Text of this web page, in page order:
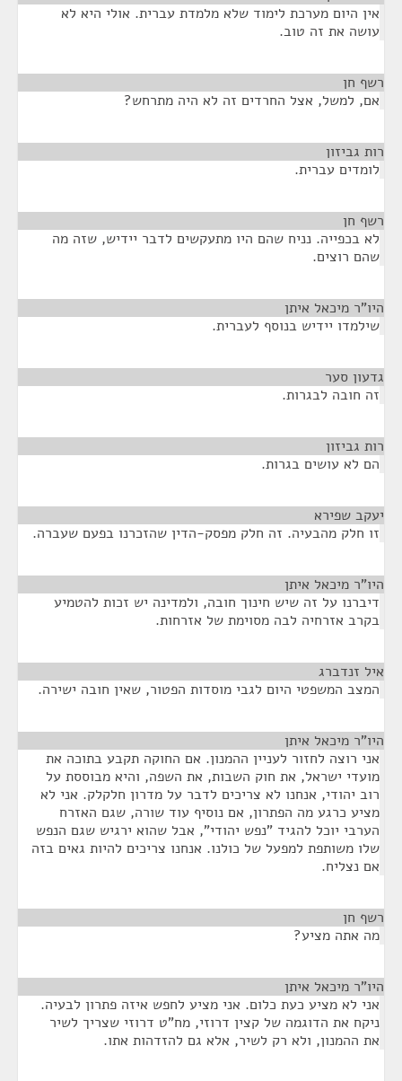
אין היום מערכת לימוד שלא מלמדת עברית. אולי היא לא
עושה את זה טוב.
רשף חן
אם, למשל, אצל החרדים זה לא היה מתרחש?
רות גביזון
לומדים עברית.
רשף חן
לא בכפייה. נניח שהם היו מתעקשים לדבר יידיש, שזה מה
שהם רוצים.
היו"ר מיכאל איתן
שילמדו יידיש בנוסף לעברית.
גדעון סער
זה חובה לבגרות.
רות גביזון
הם לא עושים בגרות.
יעקב שפירא
זו חלק מהבעיה. זה חלק מפסק-הדין שהזכרנו בפעם שעברה.
היו"ר מיכאל איתן
דיברנו על זה שיש חינוך חובה, ולמדינה יש זכות להטמיע
בקרב אזרחיה לבה מסוימת של אזרחות.
איל זנדברג
המצב המשפטי היום לגבי מוסדות הפטור, שאין חובה ישירה.
היו"ר מיכאל איתן
אני רוצה לחזור לעניין ההמנון. אם החוקה תקבע בתוכה את
מועדי ישראל, את חוק השבות, את השפה, והיא מבוססת על
רוב יהודי, אנחנו לא צריכים לדבר על מדרון חלקלק. אני לא
מציע כרגע מה הפתרון, אם נוסיף עוד שורה, שגם האזרח
הערבי יוכל להגיד "נפש יהודי", אבל שהוא ירגיש שגם הנפש
שלו משותפת למפעל של כולנו. אנחנו צריכים להיות גאים בזה
אם נצליח.
רשף חן
מה אתה מציע?
היו"ר מיכאל איתן
אני לא מציע כעת כלום. אני מציע לחפש איזה פתרון לבעיה.
ניקח את הדוגמה של קצין דרוזי, מח"ט דרוזי שצריך לשיר
את ההמנון, ולא רק לשיר, אלא גם להזדהות אתו.